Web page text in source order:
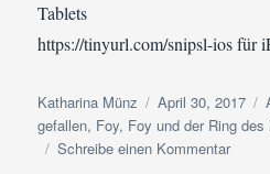
Tablets
https://tinyurl.com/snipsl-ios für
Autor
Katharina Münz
Veröffentlicht
am
April 30, 2017
gefallen, Foy, Foy und der Ring des
Schreibe einen Kommentarzu